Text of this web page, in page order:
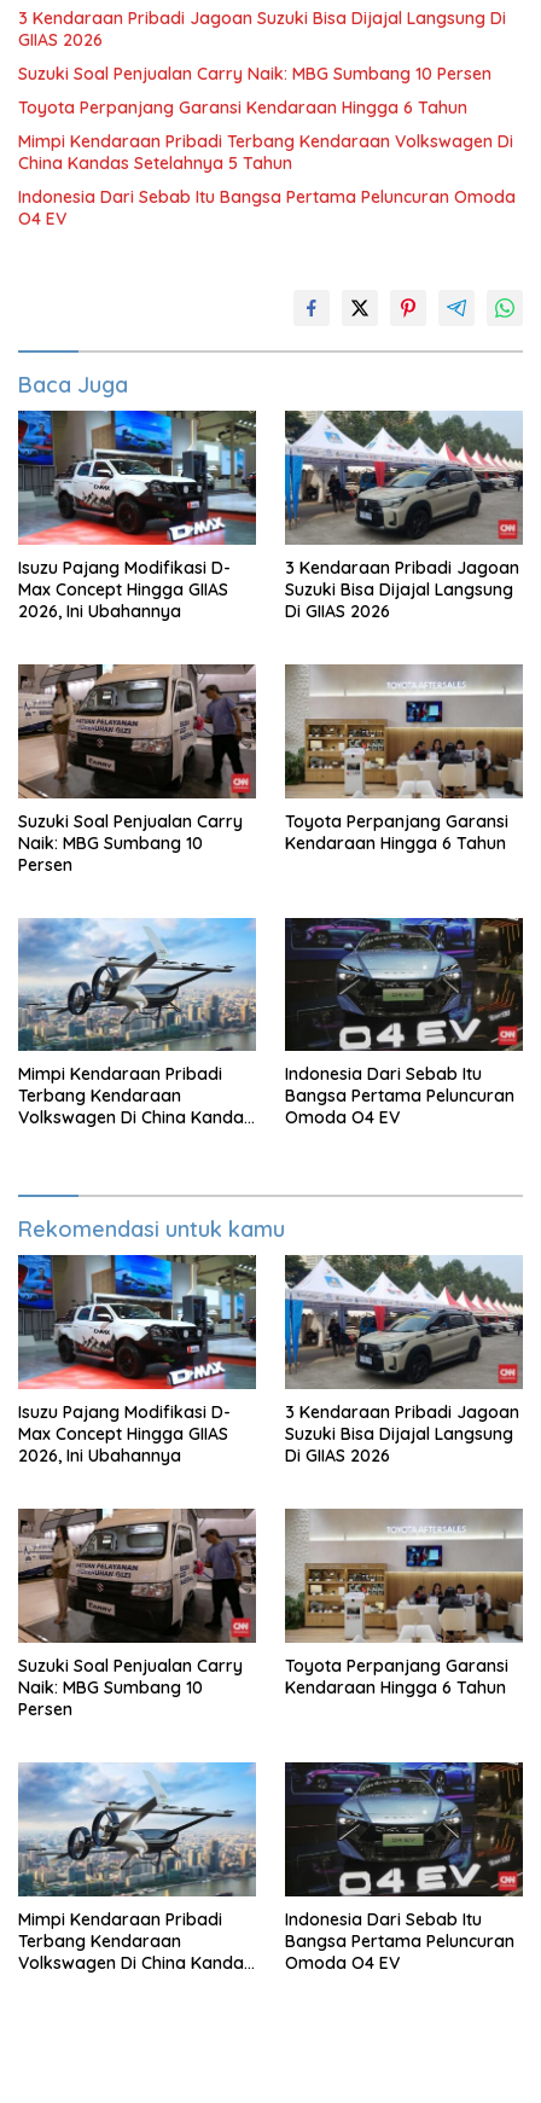
3 Kendaraan Pribadi Jagoan Suzuki Bisa Dijajal Langsung Di
GIIAS 2026
Suzuki Soal Penjualan Carry Naik: MBG Sumbang 10 Persen
Toyota Perpanjang Garansi Kendaraan Hingga 6 Tahun
Mimpi Kendaraan Pribadi Terbang Kendaraan Volkswagen Di
China Kandas Setelahnya 5 Tahun
Indonesia Dari Sebab Itu Bangsa Pertama Peluncuran Omoda
O4 EV
Baca Juga
Isuzu Pajang Modifikasi D-
Max Concept Hingga GIIAS
2026, Ini Ubahannya
3 Kendaraan Pribadi Jagoan
Suzuki Bisa Dijajal Langsung
Di GIIAS 2026
Suzuki Soal Penjualan Carry
Naik: MBG Sumbang 10
Persen
Toyota Perpanjang Garansi
Kendaraan Hingga 6 Tahun
Mimpi Kendaraan Pribadi
Terbang Kendaraan
Volkswagen Di China Kandas
Indonesia Dari Sebab Itu
Bangsa Pertama Peluncuran
Omoda O4 EV
Rekomendasi untuk kamu
Isuzu Pajang Modifikasi D-
Max Concept Hingga GIIAS
2026, Ini Ubahannya
3 Kendaraan Pribadi Jagoan
Suzuki Bisa Dijajal Langsung
Di GIIAS 2026
Suzuki Soal Penjualan Carry
Naik: MBG Sumbang 10
Persen
Toyota Perpanjang Garansi
Kendaraan Hingga 6 Tahun
Mimpi Kendaraan Pribadi
Terbang Kendaraan
Volkswagen Di China Kandas
Indonesia Dari Sebab Itu
Bangsa Pertama Peluncuran
Omoda O4 EV